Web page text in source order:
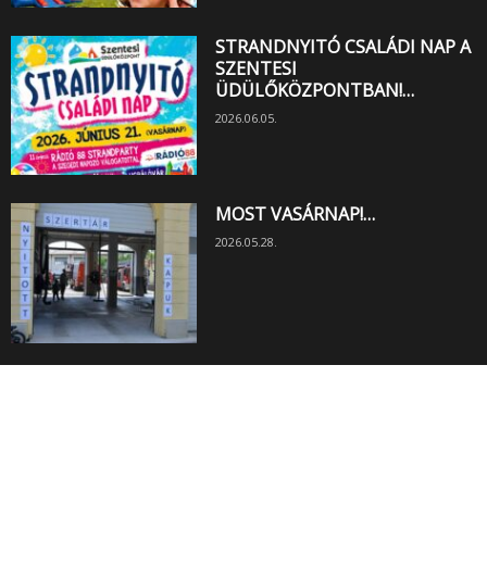
STRANDNYITÓ CSALÁDI NAP A
SZENTESI
ÜDÜLŐKÖZPONTBAN!…
2026.06.05.
MOST VASÁRNAP!…
2026.05.28.